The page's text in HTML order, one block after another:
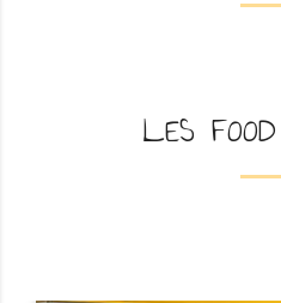
LES